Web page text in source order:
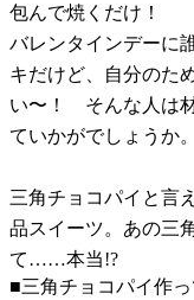
包んで焼くだけ！
バレンタインデーに
キだけど、自分のた
い〜！ そんな人は
ていかがでしょうか。
三角チョコパイと言
品スイーツ。あの三
て……本当!?
■三角チョコパイ作